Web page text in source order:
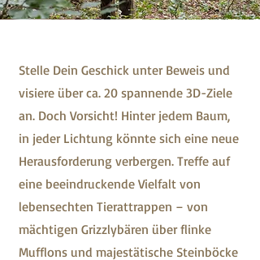
Stelle Dein Geschick unter Beweis und
visiere über ca. 20 spannende 3D-Ziele
an. Doch Vorsicht! Hinter jedem Baum,
in jeder Lichtung könnte sich eine neue
Herausforderung verbergen. Treffe auf
eine beeindruckende Vielfalt von
lebensechten Tierattrappen – von
mächtigen Grizzlybären über flinke
Mufflons und majestätische Steinböcke